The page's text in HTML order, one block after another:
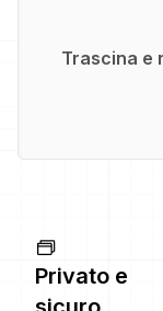
Trascina e
Privato e